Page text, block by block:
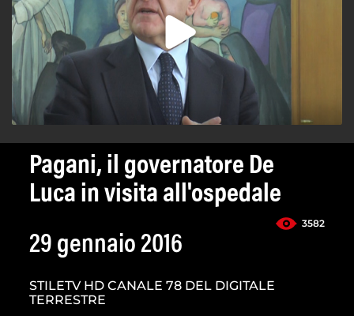
Pagani, il governatore De
Luca in visita all'ospedale
3582
29 gennaio 2016
STILETV HD CANALE 78 DEL DIGITALE
TERRESTRE